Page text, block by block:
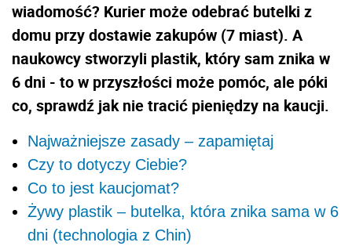
wiadomość? Kurier może odebrać butelki z
domu przy dostawie zakupów (7 miast). A
naukowcy stworzyli plastik, który sam znika w
6 dni - to w przyszłości może pomóc, ale póki
co, sprawdź jak nie tracić pieniędzy na kaucji.
Najważniejsze zasady – zapamiętaj
Czy to dotyczy Ciebie?
Co to jest kaucjomat?
Żywy plastik – butelka, która znika sama w 6
dni (technologia z Chin)